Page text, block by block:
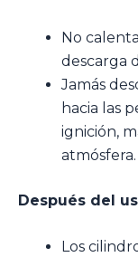
No
descarga
Jamás
hacia las
ignición,
atmósfera.
Después del
Los